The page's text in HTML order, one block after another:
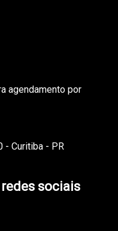
agendamento por
- Curitiba - PR
sociais